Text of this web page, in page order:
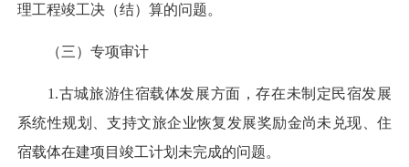
理工程竣工决（结）算的问题。
（三）专项审计
1.古城旅游住宿载体发展方面，存在未制定民宿发展
系统性规划、支持文旅企业恢复发展奖励金尚未兑现、住
宿载体在建项目竣工计划未完成的问题。